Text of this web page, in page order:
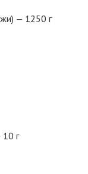
— 1250 г
г